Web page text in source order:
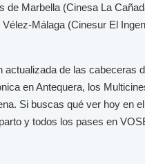
de Marbella (Cinesa La
Vélez-Málaga (Cinesur El
de las cabeceras
en Antequera, los
. Si buscas qué ver hoy en
y todos los pases en